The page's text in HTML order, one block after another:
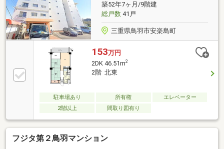
築52年7ヶ月/9階建
総戸数41戸
三重県鳥羽市安楽島町
153万円
2DK 46.51m2
2階 北東
駐車場あり 所有権
エレベーター
2階以上
間取り図有り
フジタ第２鳥羽マンション